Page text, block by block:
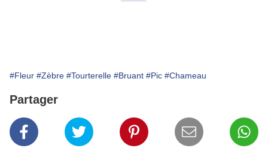
#Fleur #Zèbre #Tourterelle #Bruant #Pic #Chameau
Partager